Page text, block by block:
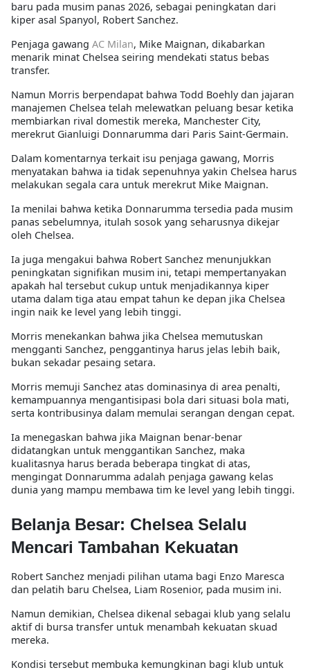
baru pada musim panas 2026, sebagai peningkatan dari
kiper asal Spanyol, Robert Sanchez.
Penjaga gawang AC Milan, Mike Maignan, dikabarkan
menarik minat Chelsea seiring mendekati status bebas
transfer.
Namun Morris berpendapat bahwa Todd Boehly dan jajaran
manajemen Chelsea telah melewatkan peluang besar ketika
membiarkan rival domestik mereka, Manchester City,
merekrut Gianluigi Donnarumma dari Paris Saint-Germain.
Dalam komentarnya terkait isu penjaga gawang, Morris
menyatakan bahwa ia tidak sepenuhnya yakin Chelsea harus
melakukan segala cara untuk merekrut Mike Maignan.
Ia menilai bahwa ketika Donnarumma tersedia pada musim
panas sebelumnya, itulah sosok yang seharusnya dikejar
oleh Chelsea.
Ia juga mengakui bahwa Robert Sanchez menunjukkan
peningkatan signifikan musim ini, tetapi mempertanyakan
apakah hal tersebut cukup untuk menjadikannya kiper
utama dalam tiga atau empat tahun ke depan jika Chelsea
ingin naik ke level yang lebih tinggi.
Morris menekankan bahwa jika Chelsea memutuskan
mengganti Sanchez, penggantinya harus jelas lebih baik,
bukan sekadar pesaing setara.
Morris memuji Sanchez atas dominasinya di area penalti,
kemampuannya mengantisipasi bola dari situasi bola mati,
serta kontribusinya dalam memulai serangan dengan cepat.
Ia menegaskan bahwa jika Maignan benar-benar
didatangkan untuk menggantikan Sanchez, maka
kualitasnya harus berada beberapa tingkat di atas,
mengingat Donnarumma adalah penjaga gawang kelas
dunia yang mampu membawa tim ke level yang lebih tinggi.
Belanja Besar: Chelsea Selalu
Mencari Tambahan Kekuatan
Robert Sanchez menjadi pilihan utama bagi Enzo Maresca
dan pelatih baru Chelsea, Liam Rosenior, pada musim ini.
Namun demikian, Chelsea dikenal sebagai klub yang selalu
aktif di bursa transfer untuk menambah kekuatan skuad
mereka.
Kondisi tersebut membuka kemungkinan bagi klub untuk